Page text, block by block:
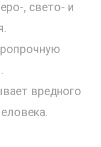
, свето- и
вредного